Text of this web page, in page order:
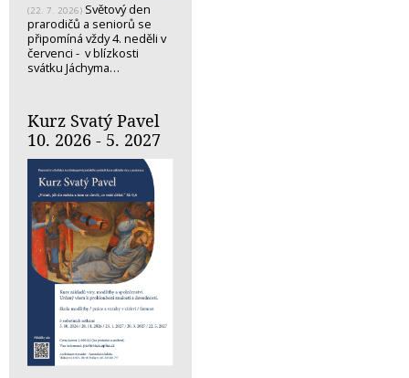
(22. 7. 2026) Světový den
prarodičů a seniorů se
připomíná vždy 4. neděli v
červenci - v blízkosti
svátku Jáchyma…
Kurz Svatý Pavel
10. 2026 - 5. 2027